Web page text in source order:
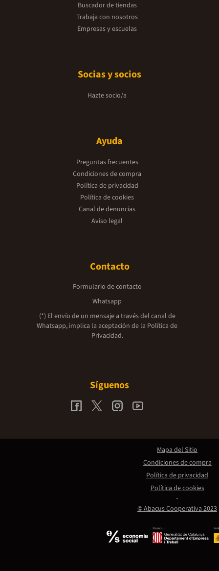
Buscador de tiendas
Trabaja con nosotros
Empresas y escuelas
Socias y socios
Hazte socio/a
Ayuda
Preguntas frecuentes
Condiciones de compra
Política de privacidad
Política de cookies
Canal de denuncias
Aviso legal
Contacto
Formulario de contacto
Whatsapp
(*) El envío de un mensaje a través del canal de
Whatsapp, implica la aceptación de la Política de
Privacidad.
Síguenos
Promou:
© Abacus Cooperativa 2023
Mapa del Sitio
Condiciones de compra
Política de privacidad
Política de cookies